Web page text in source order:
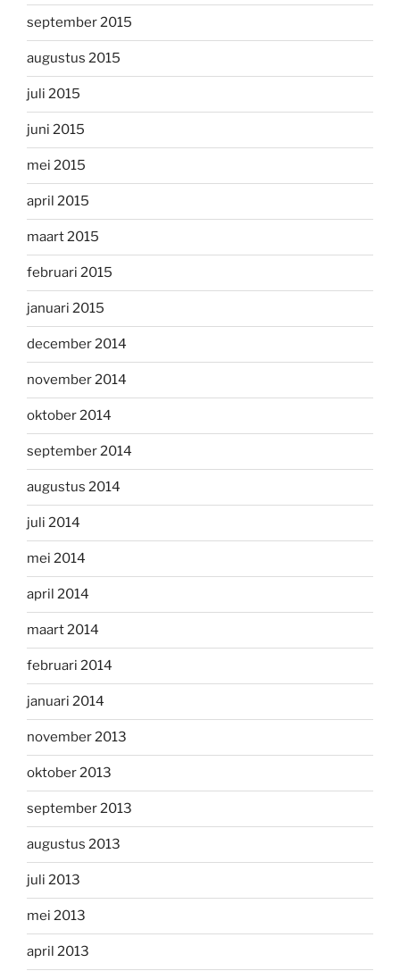
september 2015
augustus 2015
juli 2015
juni 2015
mei 2015
april 2015
maart 2015
februari 2015
januari 2015
december 2014
november 2014
oktober 2014
september 2014
augustus 2014
juli 2014
mei 2014
april 2014
maart 2014
februari 2014
januari 2014
november 2013
oktober 2013
september 2013
augustus 2013
juli 2013
mei 2013
april 2013